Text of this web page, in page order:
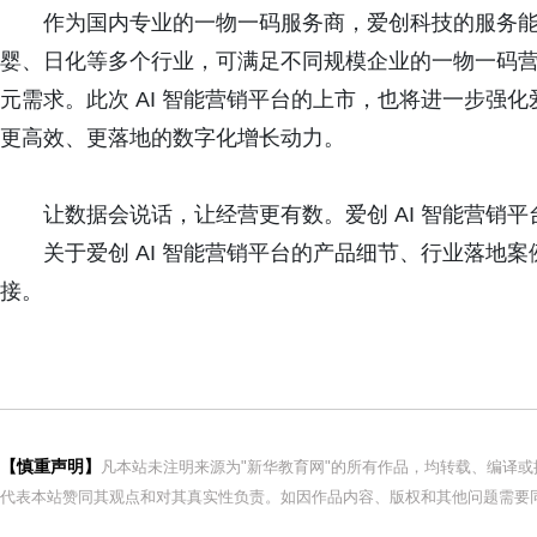
作为国内专业的一物一码服务商，爱创科技的服务
婴、日化等多个行业，可满足不同规模企业的一物一码
元需求。此次 AI 智能营销平台的上市，也将进一步强
更高效、更落地的数字化增长动力。
让数据会说话，让经营更有数。爱创 AI 智能营销
关于爱创 AI 智能营销平台的产品细节、行业落地
接。
【慎重声明】
凡本站未注明来源为"新华教育网"的所有作品，均转载、编译
代表本站赞同其观点和对其真实性负责。如因作品内容、版权和其他问题需